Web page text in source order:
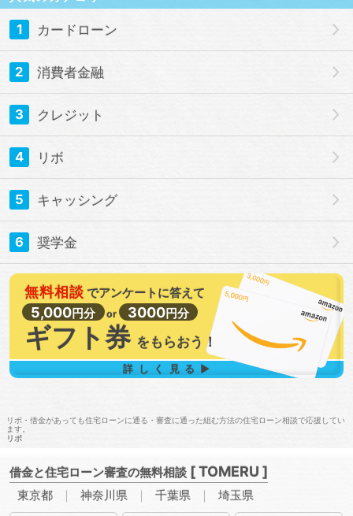
リボ・借金があっても住宅ローンに通る・審査に通った組む方法の住宅ローン相談で応援してい
ます。
リボ
1 カードローン
2 消費者金融
3 クレジット
4 リボ
5 キャッシング
6 奨学金
無料相談 でアンケートに答えて
5,000円分 or 3000円分
ギフト券 を もらおう！
詳しく見る▶
借金と住宅ローン審査の無料相談 [ TOMERU ]
東京都 神奈川県 千葉県
埼玉県